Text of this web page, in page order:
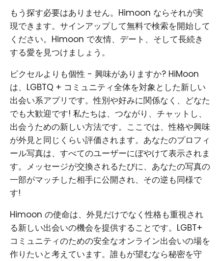
もう探す必要はありません。Himoon ならそれが実
現できます。サインアップして無料で検索を開始して
ください。Himoon で友情、デート、そして長続き
する愛を見つけましょう。
ピクセルよりも個性 - 興味がありますか? HiMoon
は、LGBTQ + コミュニティ全体を対象とした新しい
出会い系アプリです。性別や好みに関係なく、どなた
でも大歓迎です! 私たちは、つながり、チャットし、
出会うための新しい方法です。ここでは、性格や興味
が外見と同じくらい評価されます。あなたのプロフィ
ール写真は、すべてのユーザーにぼやけて表示されま
す。メッセージが交換されるたびに、あなたの写真の
一部がマッチした相手に公開され、その逆も同様で
す!
Himoon の使命は、外見だけでなく性格も重視され
る新しい出会いの機会を提供することです。LGBT+
コミュニティのための安全なオンライン出会いの場を
作りたいと考えています。誰もが望むなら秘密を守